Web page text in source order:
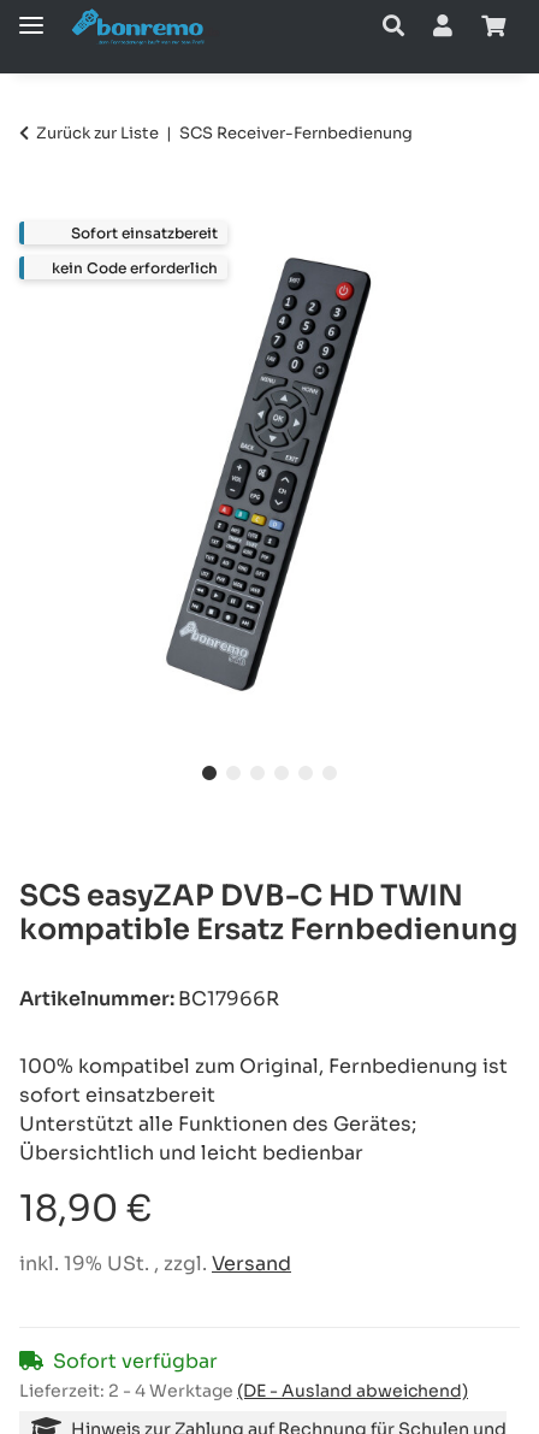
Zurück zur Liste SCS Receiver-Fernbedienung
SCS easyZAP DVB-C HD TWIN
kompatible Ersatz Fernbedienung
Artikelnummer:BC17966R
100% kompatibel zum Original, Fernbedienung ist
sofort einsatzbereit
Unterstützt alle Funktionen des Gerätes;
Übersichtlich und leicht bedienbar
18,90 €
inkl. 19% USt. , zzgl. Versand
Sofort verfügbar
Lieferzeit: 2 - 4 Werktage (DE - Ausland abweichend)
Hinweis zur Zahlung auf Rechnung für Schulen und